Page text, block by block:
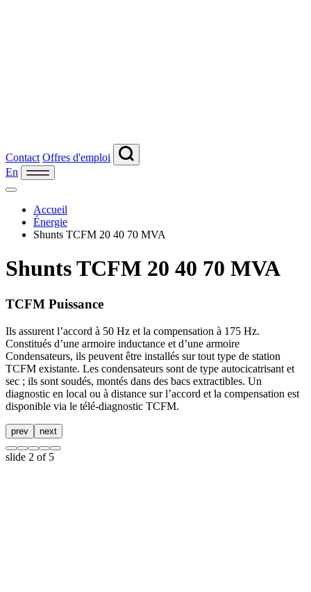
Contact Offres d'emploi
En
Accueil
Énergie
Shunts TCFM 20 40 70 MVA
Shunts TCFM 20 40 70 MVA
TCFM Puissance
Ils assurent l’accord à 50 Hz et la compensation à 175 Hz.
Constitués d’une armoire inductance et d’une armoire
Condensateurs, ils peuvent être installés sur tout type de station
TCFM existante. Les condensateurs sont de type autocicatrisant et
sec ; ils sont soudés, montés dans des bacs extractibles. Un
diagnostic en local ou à distance sur l’accord et la compensation est
disponible via le télé-diagnostic TCFM.
prev next
slide 2 of 5